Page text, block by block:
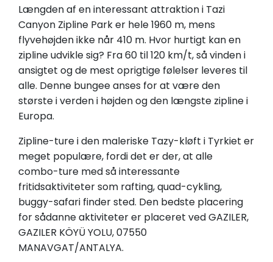
Længden af en interessant attraktion i Tazi
Canyon Zipline Park er hele 1960 m, mens
flyvehøjden ikke når 410 m. Hvor hurtigt kan en
zipline udvikle sig? Fra 60 til 120 km/t, så vinden i
ansigtet og de mest oprigtige følelser leveres til
alle. Denne bungee anses for at være den
største i verden i højden og den længste zipline i
Europa.
Zipline-ture i den maleriske Tazy-kløft i Tyrkiet er
meget populære, fordi det er der, at alle
combo-ture med så interessante
fritidsaktiviteter som rafting, quad-cykling,
buggy-safari finder sted. Den bedste placering
for sådanne aktiviteter er placeret ved GAZILER,
GAZILER KÖYÜ YOLU, 07550
MANAVGAT/ANTALYA.